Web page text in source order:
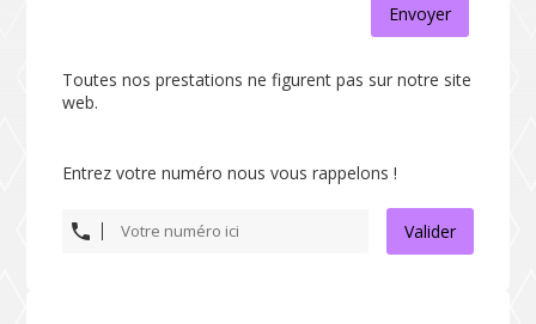
Envoyer
Toutes nos prestations ne figurent pas sur notre site
web.
Entrez votre numéro nous vous rappelons !
Valider